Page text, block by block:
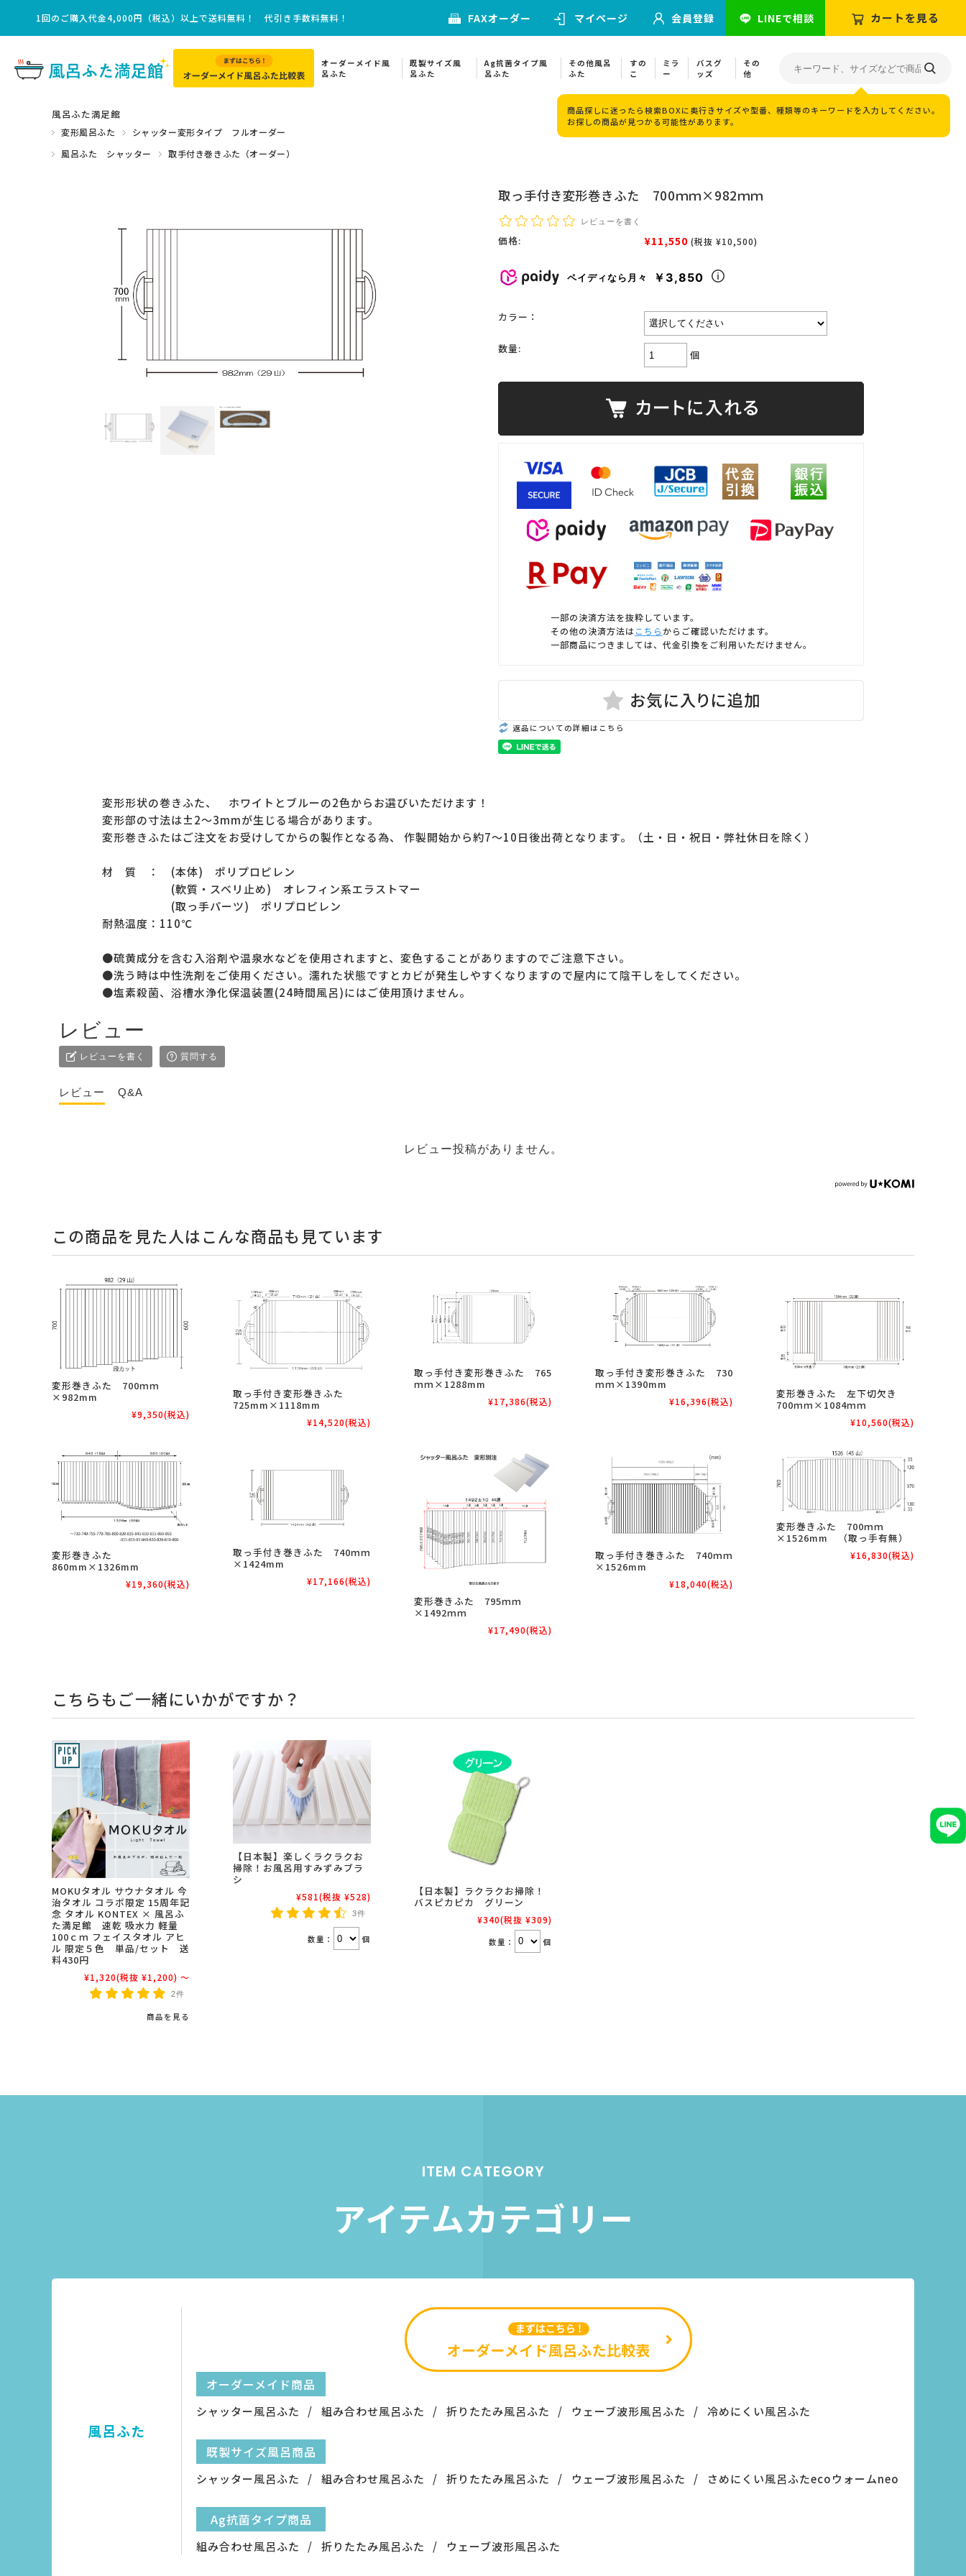
1回のご購入代金4,000円（税込）以上で送料無料！ 代引き手数料無料！ FAXオーダー マイページ 会員登録 LINEで相談 カートを見る
オーダーメイド風
呂ふた
既製サイズ風
呂ふた
Ag抗菌タイプ風
呂ふた
その他風呂
ふた
すの
こ
ミラ
ー
バスグ
ッズ
その
他
商品探しに迷ったら検索BOXに奥行きサイズや型番、種類等のキーワードを入力してください。
お探しの商品が見つかる可能性があります。
風呂ふた満足館
変形風呂ふた
シャッター変形タイプ フルオーダー
風呂ふた シャッター
取手付き巻きふた（オーダー）
取っ手付き変形巻きふた 700ｍｍ×982ｍｍ
レビューを書く
価格: ¥11,550 (税抜 ¥10,500)
ペイディなら月々 ￥3,850
カラー：
数量: 個
一部の決済方法を抜粋しています。
その他の決済方法はこちらからご確認いただけます。
一部商品につきましては、代金引換をご利用いただけません。
返品についての詳細はこちら
変形形状の巻きふた、 ホワイトとブルーの2色からお選びいただけます！
変形部の寸法は±2～3mmが生じる場合があります。
変形巻きふたはご注文をお受けしてからの製作となる為、 作製開始から約7～10日後出荷となります。（土・日・祝日・弊社休日を除く）
材 質 ： (本体) ポリプロピレン
(軟質・スベリ止め) オレフィン系エラストマー
(取っ手パーツ) ポリプロピレン
耐熱温度：110℃
●硫黄成分を含む入浴剤や温泉水などを使用されますと、変色することがありますのでご注意下さい。
●洗う時は中性洗剤をご使用ください。濡れた状態ですとカビが発生しやすくなりますので屋内にて陰干しをしてください。
●塩素殺菌、浴槽水浄化保温装置(24時間風呂)にはご使用頂けません。
レビュー
レビューを書く 質問する
レビュー Q&A
レビュー投稿がありません。
この商品を見た人はこんな商品も見ています
変形巻きふた 700ｍｍ
×982mm
¥9,350(税込)
取っ手付き変形巻きふた
725mm×1118mm
¥14,520(税込)
取っ手付き変形巻きふた 765
ｍｍ×1288mm
¥17,386(税込)
取っ手付き変形巻きふた 730
ｍｍ×1390mm
¥16,396(税込)
変形巻きふた 左下切欠き
700ｍｍ×1084ｍｍ
¥10,560(税込)
変形巻きふた
860mm×1326mm
¥19,360(税込)
取っ手付き巻きふた 740ｍｍ
×1424mm
¥17,166(税込)
変形巻きふた 795ｍｍ
×1492ｍｍ
¥17,490(税込)
取っ手付き巻きふた 740ｍｍ
×1526mm
¥18,040(税込)
変形巻きふた 700ｍｍ
×1526mm （取っ手有無）
¥16,830(税込)
こちらもご一緒にいかがですか？
MOKUタオル サウナタオル 今
治タオル コラボ限定 15周年記
念 タオル KONTEX × 風呂ふ
た満足館 速乾 吸水力 軽量
100ｃｍ フェイスタオル アヒ
ル 限定５色 単品/セット 送
料430円
¥1,320(税抜 ¥1,200) ～
2件
商品を見る
【日本製】楽しくラクラクお
掃除！お風呂用すみずみブラ
シ
¥581(税抜 ¥528)
3件
数量： 個
【日本製】ラクラクお掃除！
バスピカピカ グリーン
¥340(税抜 ¥309)
数量： 個
ITEM CATEGORY
アイテムカテゴリー
風呂ふた
オーダーメイド商品
シャッター風呂ふた 組み合わせ風呂ふた 折りたたみ風呂ふた ウェーブ波形風呂ふた 冷めにくい風呂ふた
既製サイズ風呂商品
シャッター風呂ふた 組み合わせ風呂ふた 折りたたみ風呂ふた ウェーブ波形風呂ふた さめにくい風呂ふたecoウォームneo
Ag抗菌タイプ商品
組み合わせ風呂ふた 折りたたみ風呂ふた ウェーブ波形風呂ふた